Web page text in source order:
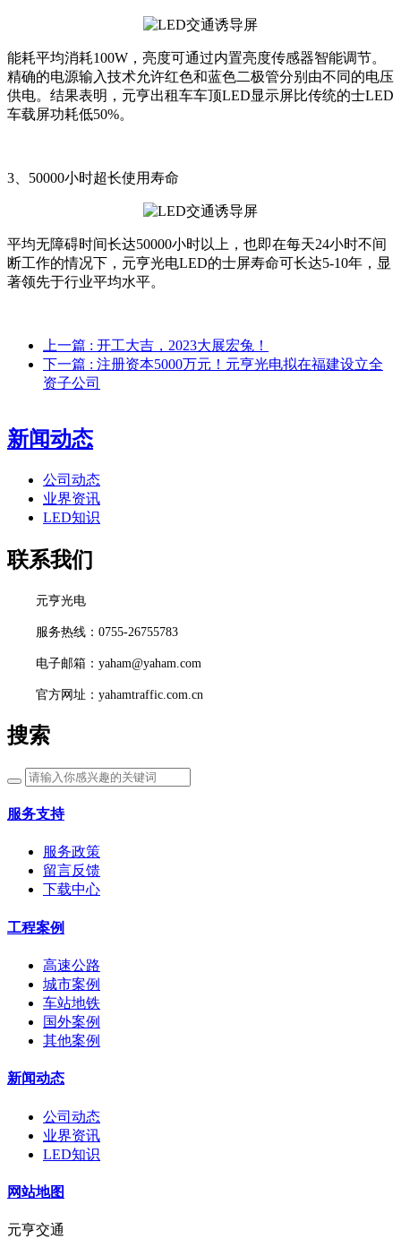
能耗平均消耗100W，亮度可通过内置亮度传感器智能调节。
精确的电源输入技术允许红色和蓝色二极管分别由不同的电压
供电。结果表明，元亨出租车车顶LED显示屏比传统的士LED
车载屏功耗低50%。
3、50000小时超长使用寿命
平均无障碍时间长达50000小时以上，也即在每天24小时不间
断工作的情况下，元亨光电LED的士屏寿命可长达5-10年，显
著领先于行业平均水平。
上一篇 : 开工大吉，2023大展宏兔！
下一篇 : 注册资本5000万元！元亨光电拟在福建设立全
资子公司
新闻动态
公司动态
业界资讯
LED知识
联系我们
元亨光电
服务热线：0755-26755783
电子邮箱：yaham@yaham.com
官方网址：yahamtraffic.com.cn
搜索
服务支持
服务政策
留言反馈
下载中心
工程案例
高速公路
城市案例
车站地铁
国外案例
其他案例
新闻动态
公司动态
业界资讯
LED知识
网站地图
元亨交通